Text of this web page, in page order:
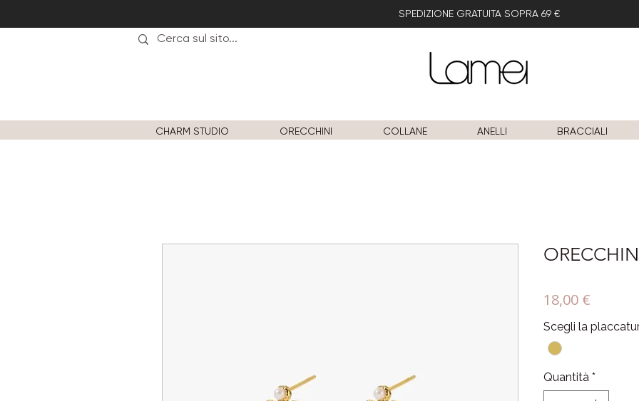
SPEDIZIONE GRATUITA SOPRA 69 €
CHARM STUDIO ORECCHINI COLLANE ANELLI BRACCIALI
18,00 €
Scegli la
Quantità *